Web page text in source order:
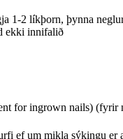
gervinögl á 1-2 tær eða
ekki innifalið
for ingrown nails) (fyrir
ef um mikla sýkingu er